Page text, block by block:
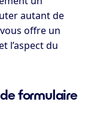
autant de
offre un
l’aspect du
formulaire